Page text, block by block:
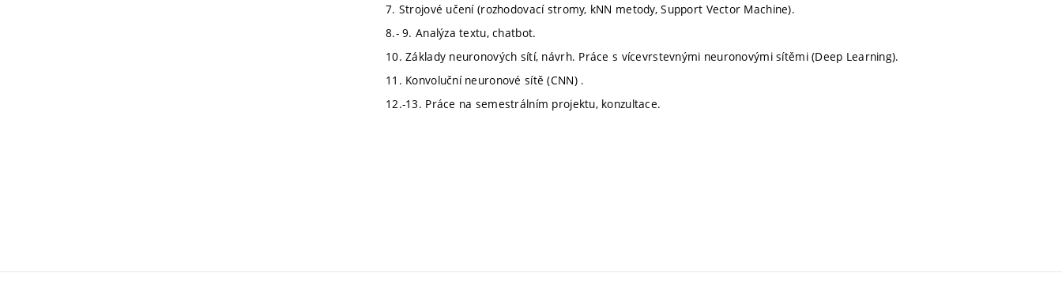
7. Strojové učení (rozhodovací stromy, kNN metody, Support Vector Machine).
8.- 9. Analýza textu, chatbot.
10. Základy neuronových sítí, návrh. Práce s vícevrstevnými neuronovými sítěmi (Deep Learning).
11. Konvoluční neuronové sítě (CNN) .
12.-13. Práce na semestrálním projektu, konzultace.